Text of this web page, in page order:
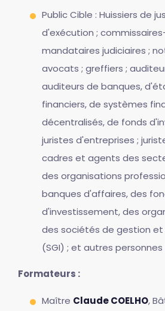
Public Cible : Huissiers de
d'exécution ;
mandataires judiciaires ;
avocats ; greffiers ;
auditeurs de banques,
financiers, de systèmes
décentralisés, de fonds
juristes d'entreprises ;
cadres et agents des
des organisations
banques d'affaires, des
d'investissement, des
des sociétés de gestion
(SGI) ; et autres
Formateurs :
Maître Claude COELHO,